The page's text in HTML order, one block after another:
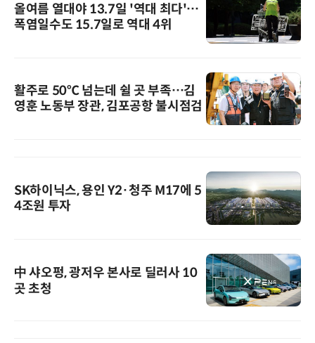
올여름 열대야 13.7일 '역대 최다'…
폭염일수도 15.7일로 역대 4위
활주로 50℃ 넘는데 쉴 곳 부족…김
영훈 노동부 장관, 김포공항 불시점검
SK하이닉스, 용인 Y2·청주 M17에 5
4조원 투자
中 샤오펑, 광저우 본사로 딜러사 10
곳 초청